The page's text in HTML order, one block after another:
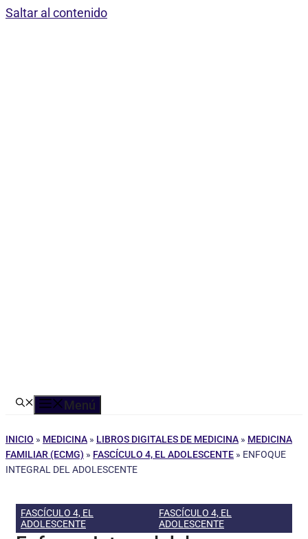
Saltar al contenido
Menú
INICIO » MEDICINA » LIBROS DIGITALES DE MEDICINA » MEDICINA
FAMILIAR (ECMG) » FASCÍCULO 4, EL ADOLESCENTE » ENFOQUE
INTEGRAL DEL ADOLESCENTE
FASCÍCULO 4, EL
ADOLESCENTE
FASCÍCULO 4, EL
ADOLESCENTE